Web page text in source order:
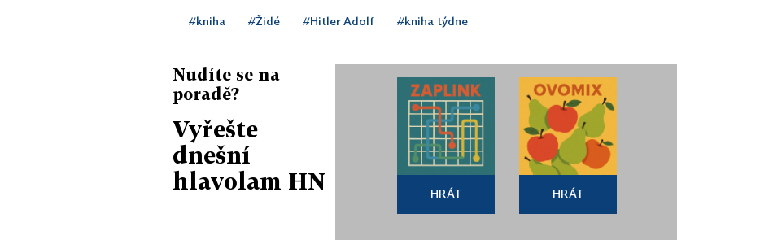
#kniha #Židé #Hitler Adolf #kniha týdne
Nudíte se na
poradě?
Vyřešte
dnešní
hlavolam HN
HRÁT HRÁT